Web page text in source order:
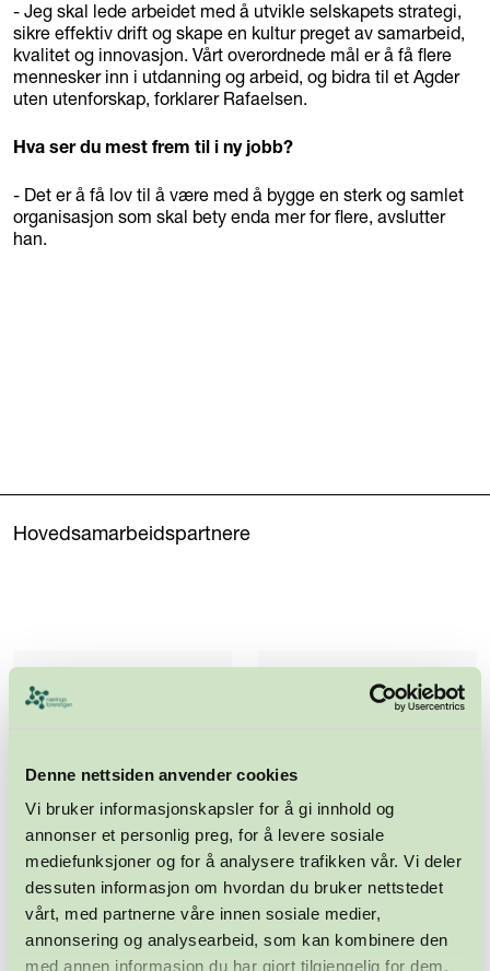
Denne nettsiden anvender cookies
Vi bruker informasjonskapsler for å gi innhold og
annonser et personlig preg, for å levere sosiale
mediefunksjoner og for å analysere trafikken vår. Vi deler
dessuten informasjon om hvordan du bruker nettstedet
vårt, med partnerne våre innen sosiale medier,
annonsering og analysearbeid, som kan kombinere den
med annen informasjon du har gjort tilgjengelig for dem,
- Jeg skal lede arbeidet med å utvikle selskapets strategi,
sikre effektiv drift og skape en kultur preget av samarbeid,
kvalitet og innovasjon. Vårt overordnede mål er å få flere
mennesker inn i utdanning og arbeid, og bidra til et Agder
uten utenforskap, forklarer Rafaelsen.
Hva ser du mest frem til i ny jobb?
- Det er å få lov til å være med å bygge en sterk og samlet
organisasjon som skal bety enda mer for flere, avslutter
han.
Hovedsamarbeidspartnere